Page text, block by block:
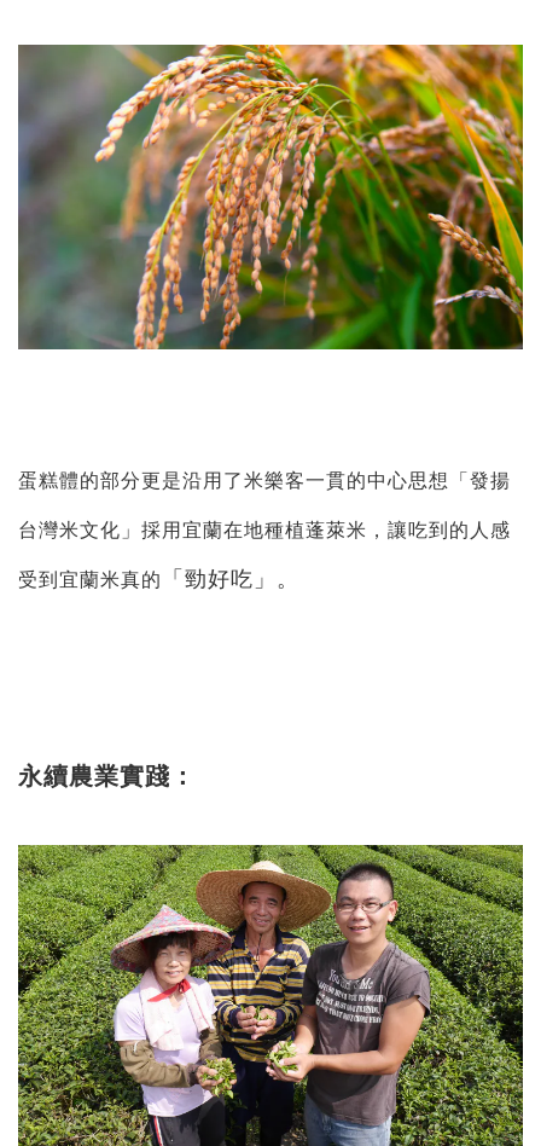
蛋糕體的部分更是沿用了米樂客一貫的中心思想「發揚
台灣米文化」採用宜蘭在地種植蓬萊米，讓吃到的人感
受到宜蘭米真的 「勁好吃」。
永續農業實踐：